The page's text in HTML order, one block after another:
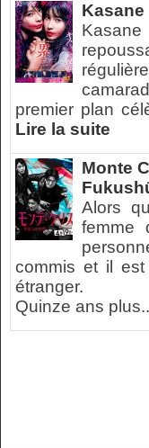
Kasane
premier plan
Lire la suite
Monte
Alors
femme
commis et il
étranger.
Quinze ans